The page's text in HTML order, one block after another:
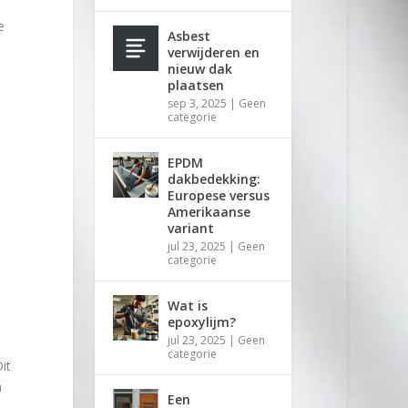
Asbest
verwijderen en
nieuw dak
plaatsen
sep 3, 2025 | Geen
categorie
EPDM
dakbedekking:
Europese versus
Amerikaanse
variant
jul 23, 2025 | Geen
categorie
Wat is
epoxylijm?
jul 23, 2025 | Geen
categorie
Een